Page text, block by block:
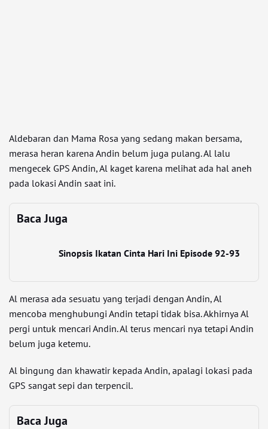
Aldebaran dan Mama Rosa yang sedang makan bersama,
merasa heran karena Andin belum juga pulang. Al lalu
mengecek GPS Andin, Al kaget karena melihat ada hal aneh
pada lokasi Andin saat ini.
Baca Juga
Sinopsis Ikatan Cinta Hari Ini Episode 92-93
Al merasa ada sesuatu yang terjadi dengan Andin, Al
mencoba menghubungi Andin tetapi tidak bisa. Akhirnya Al
pergi untuk mencari Andin. Al terus mencari nya tetapi Andin
belum juga ketemu.
Al bingung dan khawatir kepada Andin, apalagi lokasi pada
GPS sangat sepi dan terpencil.
Baca Juga